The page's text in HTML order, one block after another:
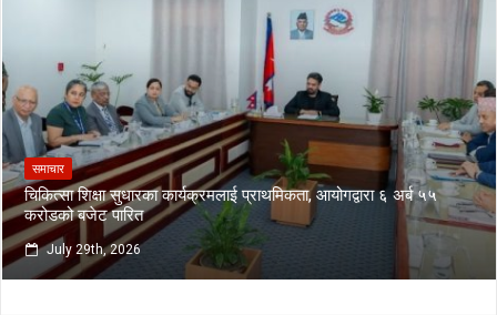
समाचार
चिकित्सा शिक्षा सुधारका कार्यक्रमलाई प्राथमिकता, आयोगद्वारा ६ अर्ब ५५
करोडको बजेट पारित
July 29th, 2026